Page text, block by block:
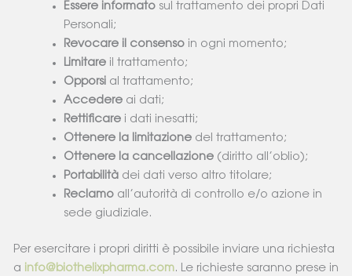
Essere informatosul trattamento dei propri Dati
Personali;
Revocare il consensoin ogni momento;
Limitareil trattamento;
Opporsial trattamento;
Accedereai dati;
Rettificarei dati inesatti;
Ottenere la limitazionedel trattamento;
Ottenere la cancellazione(diritto all’oblio);
Portabilitàdei dati verso altro titolare;
Reclamoall’autorità di controllo e/o azione in
sede giudiziale.
Per esercitare i propri diritti è possibile inviare una richiesta
a info@biothelixpharma.com. Le richieste saranno prese in